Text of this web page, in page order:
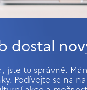
dostal
jste tu správně.
Podívejte se na